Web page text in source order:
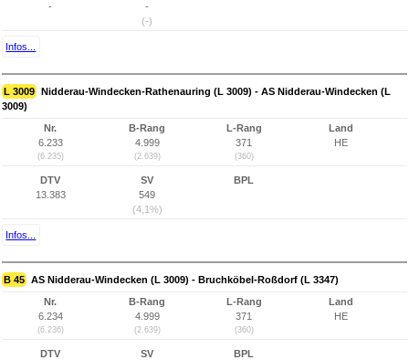
-
-
(-)
Infos...
L 3009 Nidderau-Windecken-Rathenauring (L 3009) - AS Nidderau-Windecken (L
3009)
Nr.
6.233
(6.235)
B-Rang
4.999
(2.639)
L-Rang
371
(360)
Land
HE
DTV
13.383
SV
549
(4,1%)
BPL
Infos...
B 45 AS Nidderau-Windecken (L 3009) - Bruchköbel-Roßdorf (L 3347)
Nr.
6.234
(6.236)
B-Rang
4.999
(2.639)
L-Rang
371
(360)
Land
HE
DTV
SV
BPL